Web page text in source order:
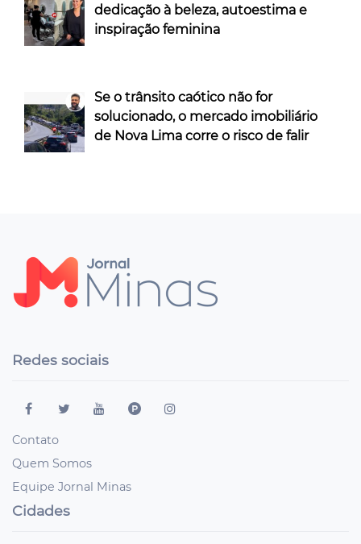
dedicação à beleza, autoestima e
inspiração feminina
Se o trânsito caótico não for
solucionado, o mercado imobiliário
de Nova Lima corre o risco de falir
Redes sociais
Contato
Quem Somos
Equipe Jornal Minas
Cidades